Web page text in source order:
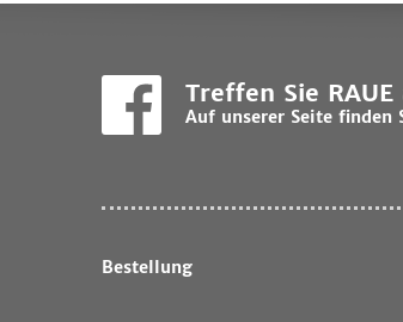
Treffen Sie
Auf unserer Seite finden
Bestellung